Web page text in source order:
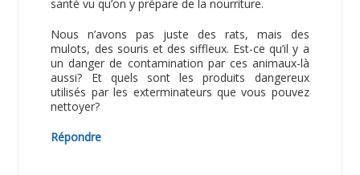
santé vu qu’on y prépare de la nourriture.
Nous n’avons pas juste des rats, mais des
mulots, des souris et des siffleux. Est-ce qu’il y a
un danger de contamination par ces animaux-là
aussi? Et quels sont les produits dangereux
utilisés par les exterminateurs que vous pouvez
nettoyer?
Répondre